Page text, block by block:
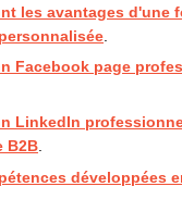
les avantages d'une
Facebook page
LinkedIn
B2B
développées